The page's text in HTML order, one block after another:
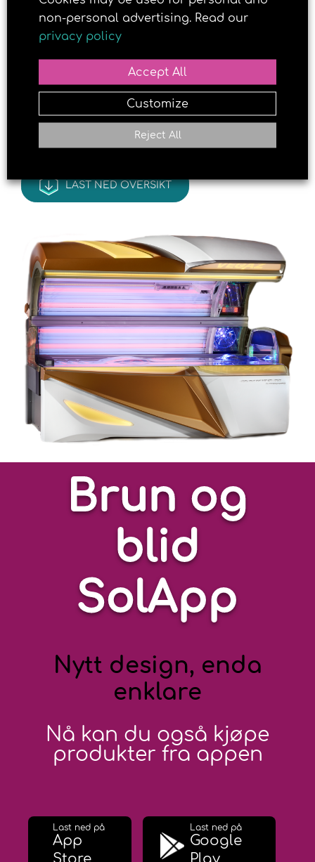
LAST NED OVERSIKT
Brun og
blid
SolApp
Nytt design, enda
enklare
Nå kan du også kjøpe
produkter fra appen
Last ned på
App
Store
Last ned på
Google
Play
non-personal advertising. Read our
privacy policy
Accept All
Reject All
Customize